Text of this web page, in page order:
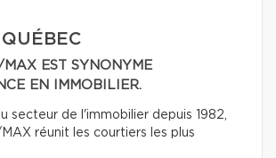
EST SYNONYME
EN IMMOBILIER.
secteur de l'immobilier depuis 1982,
réunit les courtiers les plus